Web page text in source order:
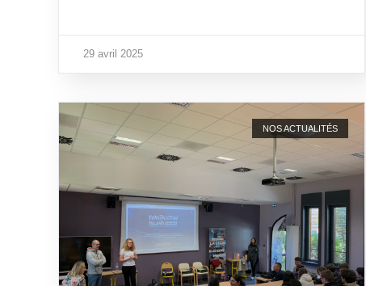
29 avril 2025
NOS ACTUALITÉS